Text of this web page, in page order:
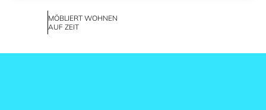
MÖBLIERT WOHNEN
AUF ZEIT